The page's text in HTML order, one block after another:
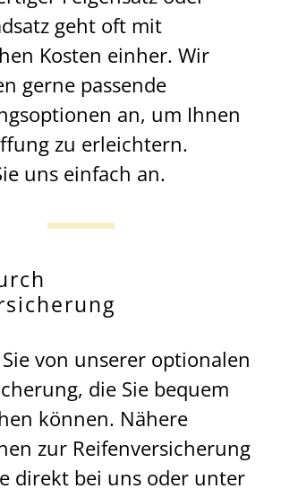
geht oft mit
Kosten einher. Wir
gerne passende
an, um Ihnen
zu erleichtern.
uns einfach an.
von unserer optionalen
die Sie bequem
können. Nähere
zur Reifenversicherung
direkt bei uns oder unter